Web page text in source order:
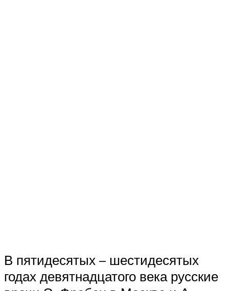
В пятидесятых – шестидесятых
годах девятнадцатого века русские